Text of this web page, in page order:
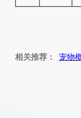
相关推荐： 宠物